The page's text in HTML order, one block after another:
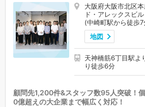
大阪府大阪市北区
ド・アレックスビル
(中崎町駅から徒歩7
地図
天神橋筋6丁目駅よ
り徒歩6分
顧問先1,200件&スタッフ数95人突破！
0億超えの大企業まで幅広く対応！